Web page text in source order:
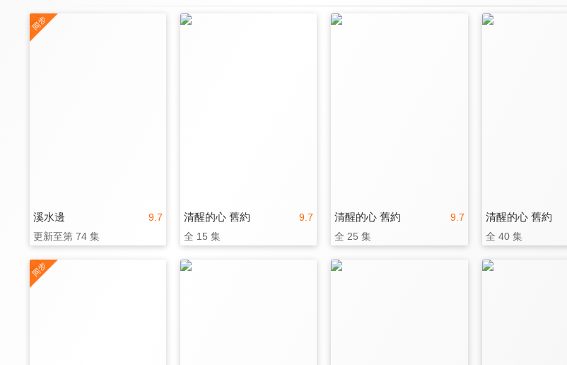
9.7
溪水邊
更新至第 74 集
9.7
清醒的心 舊約
全 15 集
9.7
清醒的心 舊約
全 25 集
清醒的心 舊約
全 40 集